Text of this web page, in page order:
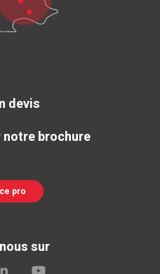
devis
brochure
pro
sur